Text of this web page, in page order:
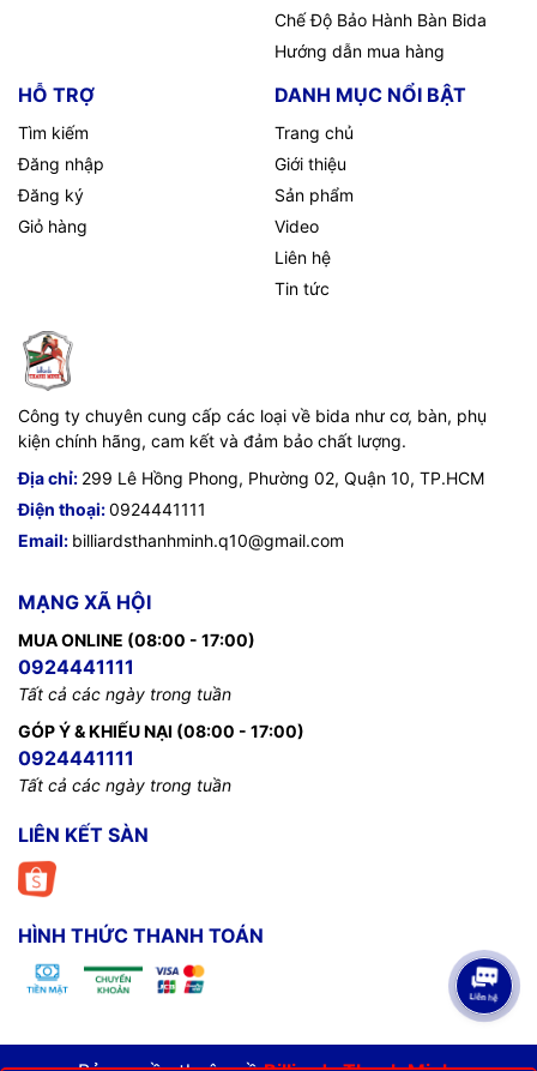
Chế Độ Bảo Hành Bàn Bida
Hướng dẫn mua hàng
HỖ TRỢ
Tìm kiếm
Đăng nhập
Đăng ký
Giỏ hàng
DANH MỤC NỔI BẬT
Trang chủ
Giới thiệu
Sản phẩm
Video
Liên hệ
Tin tức
Công ty chuyên cung cấp các loại về bida như cơ, bàn, phụ
kiện chính hãng, cam kết và đảm bảo chất lượng.
Địa chỉ: 299 Lê Hồng Phong, Phường 02, Quận 10, TP.HCM
Điện thoại:0924441111
Email: billiardsthanhminh.q10@gmail.com
MẠNG XÃ HỘI
MUA ONLINE (08:00 - 17:00)
0924441111
Tất cả các ngày trong tuần
GÓP Ý & KHIẾU NẠI (08:00 - 17:00)
0924441111
Tất cả các ngày trong tuần
LIÊN KẾT SÀN
HÌNH THỨC THANH TOÁN